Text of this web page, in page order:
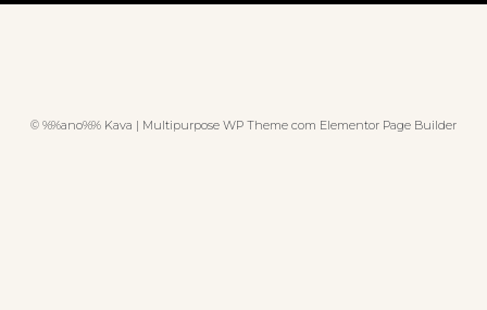
© %%ano%% Kava | Multipurpose WP Theme com Elementor Page Builder